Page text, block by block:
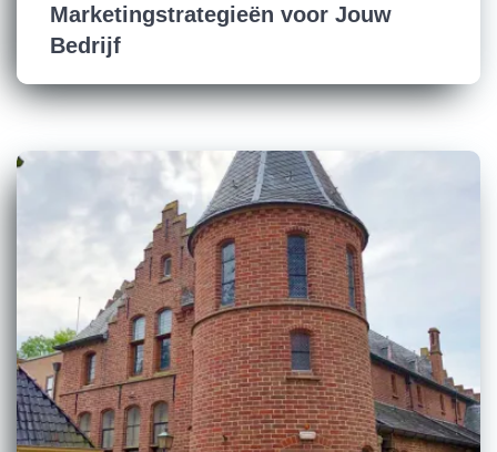
Marketingstrategieën voor Jouw
Bedrijf